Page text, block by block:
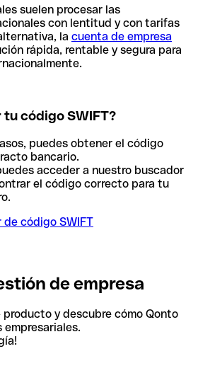
suelen procesar las
con lentitud y con tarifas
la cuenta de empresa
rápida, rentable y segura para
código SWIFT?
puedes obtener el código
bancario.
acceder a nuestro buscador
el código correcto para tu
código SWIFT
de empresa
y descubre cómo Qonto